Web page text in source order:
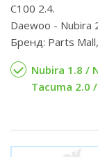
C100 2.4.
Daewoo - Nubira
Бренд: Parts
Nubira 1.8 /
Tacuma 2.0